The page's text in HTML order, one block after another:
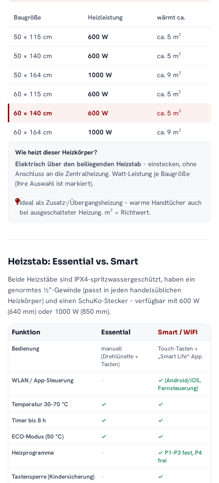
Baugröße Heizleistung wärmt ca.
50 × 115 cm 600 W ca. 5 m²
50 × 140 cm 600 W ca. 5 m²
50 × 164 cm 1000 W ca. 9 m²
60 × 115 cm 600 W ca. 5 m²
60 × 140 cm 600 W ca. 5 m²
60 × 164 cm 1000 W ca. 9 m²
Wie heizt dieser Heizkörper?
Elektrisch über den beiliegenden Heizstab – einstecken, ohne
Anschluss an die Zentralheizung. Watt-Leistung je Baugröße
(Ihre Auswahl ist markiert).
Ideal als Zusatz-/Übergangsheizung – warme Handtücher auch
bei ausgeschalteter Heizung. m² = Richtwert.
Heizstab: Essential vs. Smart
Beide Heizstäbe sind IPX4-spritzwassergeschützt, haben ein
genormtes ½″-Gewinde (passt in jeden handelsüblichen
Heizkörper) und einen SchuKo-Stecker – verfügbar mit 600 W
(640 mm) oder 1000 W (850 mm).
Funktion Essential Smart / WiFi
Bedienung
manuell
(Drehlünette +
Tasten)
Touch-Tasten +
„Smart Life“-App
WLAN / App-Steuerung –
✓ (Android/iOS,
Fernsteuerung)
Temperatur 30–70 °C ✓ ✓
Timer bis 8 h ✓ ✓
ECO-Modus (50 °C) ✓ ✓
Heizprogramme –
✓ P1–P3 fest, P4
frei
Tastensperre (Kindersicherung) – ✓